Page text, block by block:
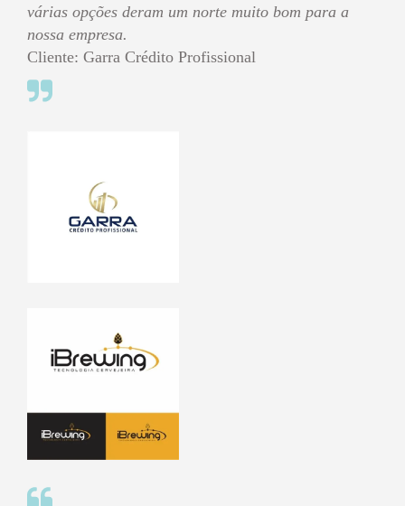
várias opções deram um norte muito bom para a
nossa empresa.
Cliente: Garra Crédito Profissional